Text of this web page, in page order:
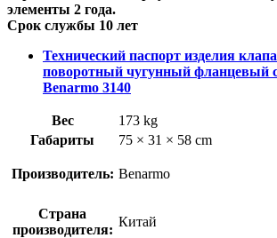
элементы 2 года.
Срок службы 10 лет
Технический паспорт изделия
поворотный чугунный фланцевый
Benarmo 3140
Вес
173 kg
Габариты
75 × 31 × 58 cm
Производитель: Benarmo
Страна
производителя:
Китай